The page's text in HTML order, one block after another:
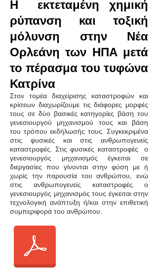
Η εκτεταμένη χημική
ρύπανση και τοξική
μόλυνση στην Νέα
Ορλεάνη των ΗΠΑ μετά
το πέρασμα του τυφώνα
Κατρίνα
Στον τομέα διαχείρισης καταστροφών και
κρίσεων διαχωρίζουμε τις διάφορες μορφές
τους σε δύο βασικές κατηγορίες βάση του
γενεσιουργού μηχανισμού τους και βάση
του τρόπου εκδήλωσής τους. Συγκεκριμένα
στις φυσικές και στις ανθρωπογενείς
καταστροφές. Στις φυσικές καταστροφές ο
γενεσιουργός μηχανισμός έγκειται σε
διεργασίες που γίνονται στην φύση με ή
χωρίς την παρουσία του ανθρώπου, ενώ
στις ανθρωπογενείς καταστροφές ο
γενεσιουργός μηχανισμός τους έγκειται στην
τεχνολογική ανάπτυξη ή/και στην επιθετική
συμπεριφορά του ανθρώπου.